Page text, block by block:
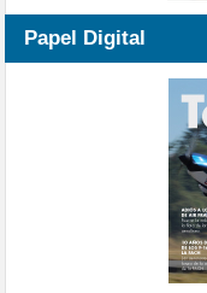
Papel Digital